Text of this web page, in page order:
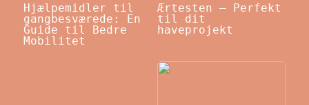
Hjælpemidler til
gangbesværede: En
Guide til Bedre
Mobilitet
Ærtesten – Perfekt
til dit
haveprojekt